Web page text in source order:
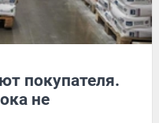
покупателя.
не